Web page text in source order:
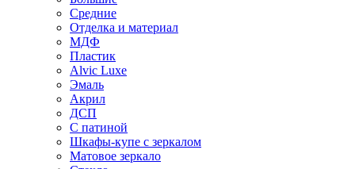
Средние
Отделка и материал
МДФ
Пластик
Alvic Luxe
Эмаль
Акрил
ДСП
С патиной
Шкафы-купе с зеркалом
Матовое зеркало